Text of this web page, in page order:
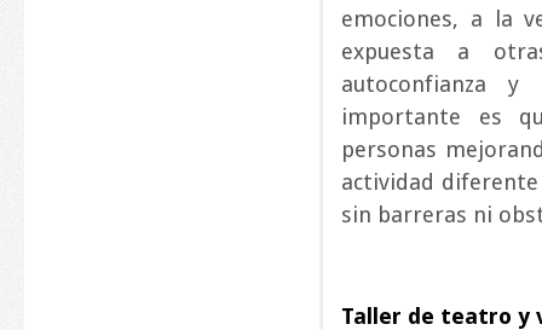
emociones, a la
expuesta a
autoconfianza
importante es
personas
actividad
sin barreras ni
Taller de teatro y